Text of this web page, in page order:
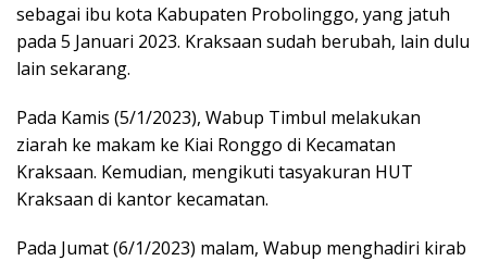
sebagai ibu kota Kabupaten Probolinggo, yang jatuh
pada 5 Januari 2023. Kraksaan sudah berubah, lain dulu
lain sekarang.
Pada Kamis (5/1/2023), Wabup Timbul melakukan
ziarah ke makam ke Kiai Ronggo di Kecamatan
Kraksaan. Kemudian, mengikuti tasyakuran HUT
Kraksaan di kantor kecamatan.
Pada Jumat (6/1/2023) malam, Wabup menghadiri kirab